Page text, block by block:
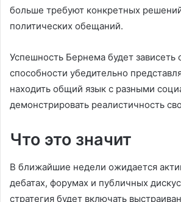
больше требуют конкретных
политических обещаний.
Успешность Бернема будет зависеть
способности убедительно
находить общий язык с разными
демонстрировать реалистичность
Что это значит
В ближайшие недели ожидается
дебатах, форумах и публичных
стратегия будет включать